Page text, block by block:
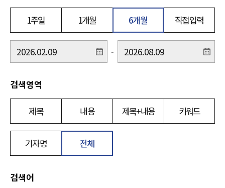
1주일 1개월 6개월 직접입력
-
검색영역
제목 내용 제목+내용 키워드
기자명 전체
검색어